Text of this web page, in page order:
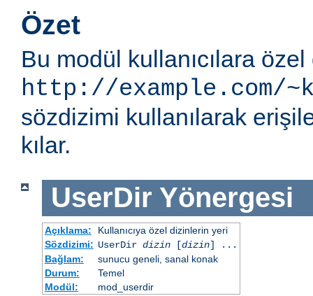
Özet
Bu modül kullanıcılara
http://example.com/
sözdizimi kullanılarak
kılar.
UserDir Yönergesi
Açıklama:
Kullanıcıya özel dizinlerin yeri
Sözdizimi: UserDir dizin[dizin] ...
Bağlam:
sunucu geneli, sanal konak
Durum:
Temel
Modül:
mod_userdir